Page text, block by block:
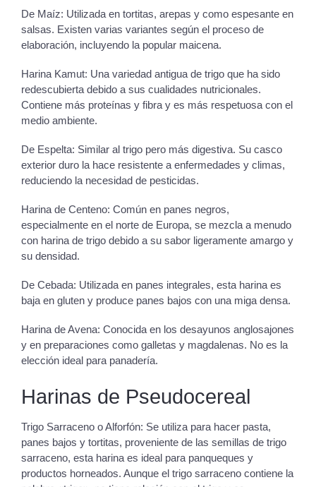
De Maíz: Utilizada en tortitas, arepas y como espesante en
salsas. Existen varias variantes según el proceso de
elaboración, incluyendo la popular maicena.
Harina Kamut: Una variedad antigua de trigo que ha sido
redescubierta debido a sus cualidades nutricionales.
Contiene más proteínas y fibra y es más respetuosa con el
medio ambiente.
De Espelta: Similar al trigo pero más digestiva. Su casco
exterior duro la hace resistente a enfermedades y climas,
reduciendo la necesidad de pesticidas.
Harina de Centeno: Común en panes negros,
especialmente en el norte de Europa, se mezcla a menudo
con harina de trigo debido a su sabor ligeramente amargo y
su densidad.
De Cebada: Utilizada en panes integrales, esta harina es
baja en gluten y produce panes bajos con una miga densa.
Harina de Avena: Conocida en los desayunos anglosajones
y en preparaciones como galletas y magdalenas. No es la
elección ideal para panadería.
Harinas de Pseudocereal
Trigo Sarraceno o Alforfón: Se utiliza para hacer pasta,
panes bajos y tortitas, proveniente de las semillas de trigo
sarraceno, esta harina es ideal para panqueques y
productos horneados. Aunque el trigo sarraceno contiene la